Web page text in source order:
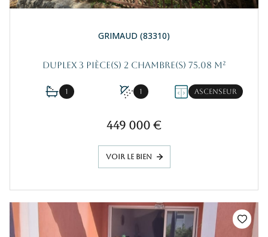
GRIMAUD (83310)
Duplex 3 pièce(s) 2 chambre(s) 75.08 m²
1 1 Ascenseur
449 000 €
VOIR LE BIEN